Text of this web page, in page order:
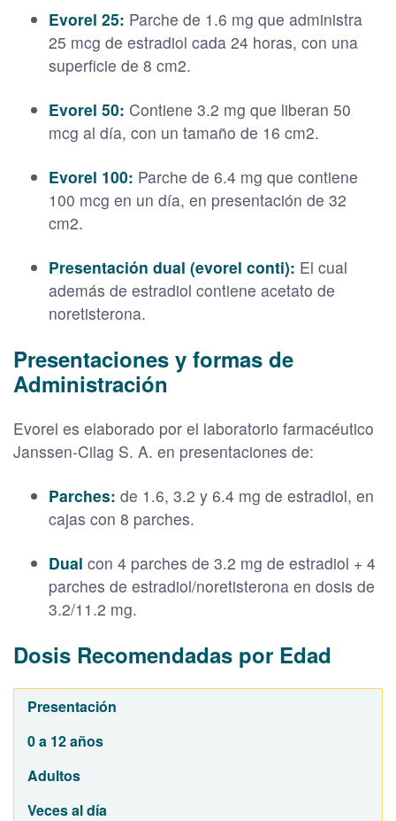
Evorel 25: Parche de 1.6 mg que administra
25 mcg de estradiol cada 24 horas, con una
superficie de 8 cm2.
Evorel 50: Contiene 3.2 mg que liberan 50
mcg al día, con un tamaño de 16 cm2.
Evorel 100: Parche de 6.4 mg que contiene
100 mcg en un día, en presentación de 32
cm2.
Presentación dual (evorel conti): El cual
además de estradiol contiene acetato de
noretisterona.
Presentaciones y formas de
Administración
Evorel es elaborado por el laboratorio farmacéutico
Janssen-Cilag S. A. en presentaciones de:
Parches: de 1.6, 3.2 y 6.4 mg de estradiol, en
cajas con 8 parches.
Dual con 4 parches de 3.2 mg de estradiol + 4
parches de estradiol/noretisterona en dosis de
3.2/11.2 mg.
Dosis Recomendadas por Edad
Presentación
0 a 12 años
Adultos
Veces al día